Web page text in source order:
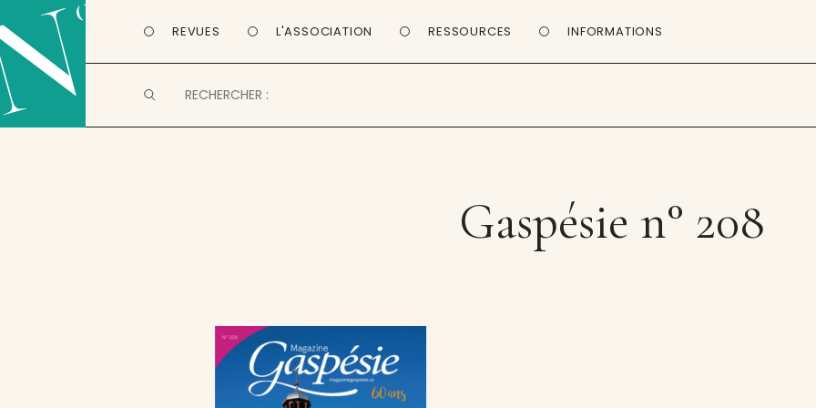
REVUES L'ASSOCIATION RESSOURCES INFORMATIONS
Gaspésie n° 208